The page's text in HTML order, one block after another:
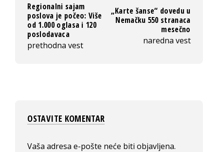
Regionalni sajam
poslova je počeo: Više
od 1.000 oglasa i 120
poslodavaca
prethodna vest
„Karte šanse“ dovedu u
Nemačku 550 stranaca
mesečno
naredna vest
OSTAVITE KOMENTAR
Vaša adresa e-pošte neće biti objavljena.